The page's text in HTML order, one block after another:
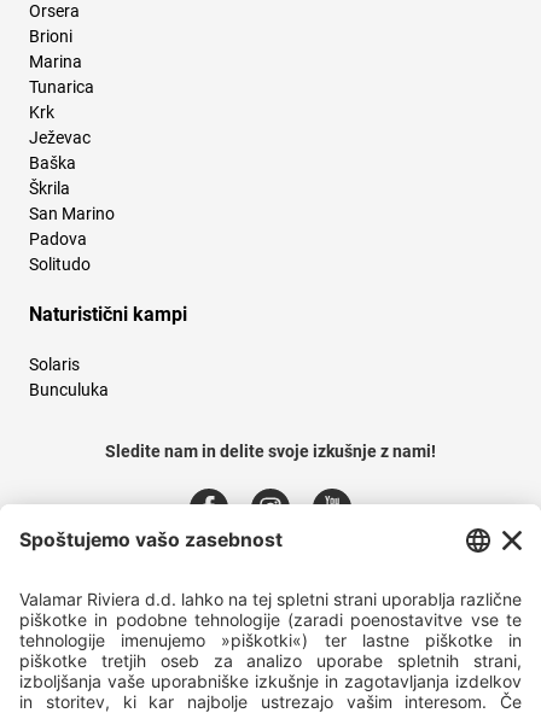
Orsera
Brioni
Marina
Tunarica
Krk
Ježevac
Baška
Škrila
San Marino
Padova
Solitudo
Naturistični kampi
Solaris
Bunculuka
Sledite nam in delite svoje izkušnje z nami!